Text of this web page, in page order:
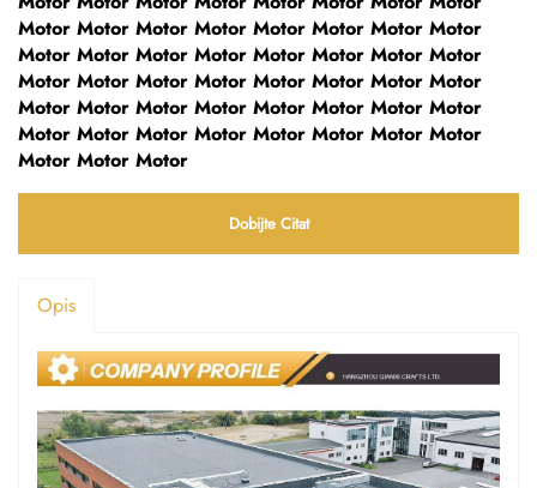
Motor Motor Motor Motor Motor Motor Motor Motor
Motor Motor Motor Motor Motor Motor Motor Motor
Motor Motor Motor Motor Motor Motor Motor Motor
Motor Motor Motor Motor Motor Motor Motor Motor
Motor Motor Motor Motor Motor Motor Motor Motor
Motor Motor Motor
Dobijte Citat
Opis